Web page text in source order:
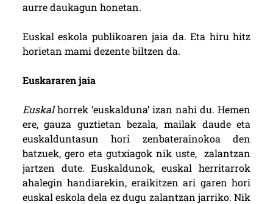
aurre daukagun honetan.
Euskal eskola publikoaren jaia da. Eta hiru hitz
horietan mami dezente biltzen da.
Euskararen jaia
Euskalhorrek ‘euskalduna’ izan nahi du. Hemen
ere, gauza guztietan bezala, mailak daude eta
euskalduntasun hori zenbaterainokoa den
batzuek, gero eta gutxiagok nik uste, zalantzan
jartzen dute. Euskaldunok, euskal herritarrok
ahalegin handiarekin, eraikitzen ari garen hori
euskal eskola dela ez dugu zalantzan jarriko. Nik